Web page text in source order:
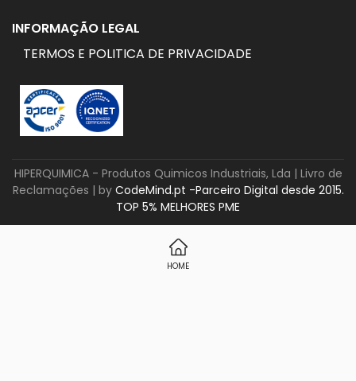
INFORMAÇÃO LEGAL
TERMOS E POLITICA DE PRIVACIDADE
HIPERQUIMICA - Produtos Quimicos Industriais, Lda | Livro de
Reclamações | by CodeMind.pt -Parceiro Digital desde 2015.
TOP 5% MELHORES PME
HOME